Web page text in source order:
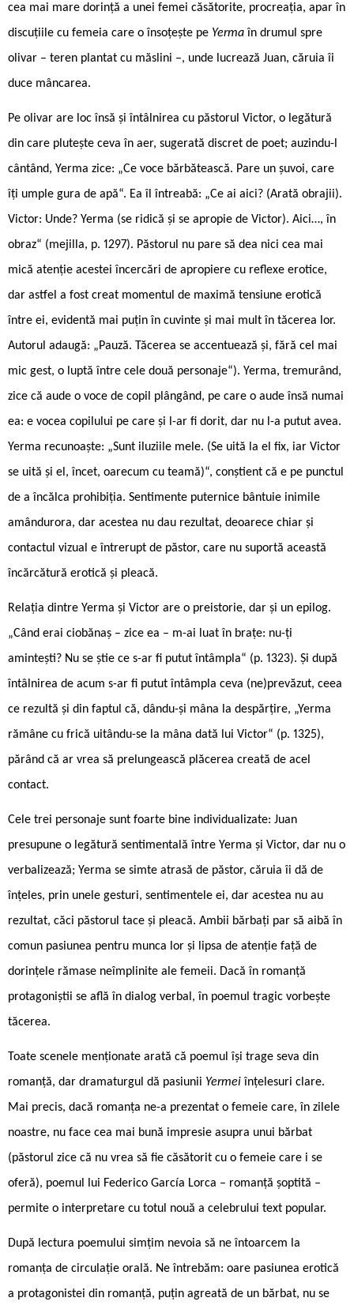
cea mai mare dorință a unei femei căsătorite, procreația, apar în
discuțiile cu femeia care o însoțește pe Yermaîn drumul spre
olivar – teren plantat cu măslini –, unde lucrează Juan, căruia îi
duce mâncarea.
Pe olivar are loc însă și întâlnirea cu păstorul Victor, o legătură
din care plutește ceva în aer, sugerată discret de poet; auzindu-l
cântând, Yerma zice: „Ce voce bărbătească. Pare un șuvoi, care
îți umple gura de apă“. Ea îl întreabă: „Ce ai aici? (Arată obrajii).
Victor: Unde? Yerma (se ridică și se apropie de Victor). Aici…, în
obraz“ (mejilla, p. 1297). Păstorul nu pare să dea nici cea mai
mică atenție acestei încercări de apropiere cu reflexe erotice,
dar astfel a fost creat momentul de maximă tensiune erotică
între ei, evidentă mai puțin în cuvinte și mai mult în tăcerea lor.
Autorul adaugă: „Pauză. Tăcerea se accentuează și, fără cel mai
mic gest, o luptă între cele două personaje“). Yerma, tremurând,
zice că aude o voce de copil plângând, pe care o aude însă numai
ea: e vocea copilului pe care și l-ar fi dorit, dar nu l-a putut avea.
Yerma recunoaște: „Sunt iluziile mele. (Se uită la el fix, iar Victor
se uită și el, încet, oarecum cu teamă)“, conștient că e pe punctul
de a încălca prohibiția. Sentimente puternice bântuie inimile
amândurora, dar acestea nu dau rezultat, deoarece chiar și
contactul vizual e întrerupt de păstor, care nu suportă această
încărcătură erotică și pleacă.
Relația dintre Yerma și Victor are o preistorie, dar și un epilog.
„Când erai ciobănaș – zice ea – m-ai luat în brațe: nu-ți
amintești? Nu se știe ce s-ar fi putut întâmpla“ (p. 1323). Și după
întâlnirea de acum s-ar fi putut întâmpla ceva (ne)prevăzut, ceea
ce rezultă și din faptul că, dându-și mâna la despărțire, „Yerma
rămâne cu frică uitându-se la mâna dată lui Victor“ (p. 1325),
părând că ar vrea să prelungească plăcerea creată de acel
contact.
Cele trei personaje sunt foarte bine individualizate: Juan
presupune o legătură sentimentală între Yerma și Victor, dar nu o
verbalizează; Yerma se simte atrasă de păstor, căruia îi dă de
înțeles, prin unele gesturi, sentimentele ei, dar acestea nu au
rezultat, căci păstorul tace și pleacă. Ambii bărbați par să aibă în
comun pasiunea pentru munca lor și lipsa de atenție față de
dorințele rămase neîmplinite ale femeii. Dacă în romanță
protagoniștii se află în dialog verbal, în poemul tragic vorbește
tăcerea.
Toate scenele menționate arată că poemul își trage seva din
romanță, dar dramaturgul dă pasiunii Yermeiînțelesuri clare.
Mai precis, dacă romanța ne-a prezentat o femeie care, în zilele
noastre, nu face cea mai bună impresie asupra unui bărbat
(păstorul zice că nu vrea să fie căsătorit cu o femeie care i se
oferă), poemul lui Federico García Lorca – romanță șoptită –
permite o interpretare cu totul nouă a celebrului text popular.
După lectura poemului simțim nevoia să ne întoarcem la
romanța de circulație orală. Ne întrebăm: oare pasiunea erotică
a protagonistei din romanță, puțin agreată de un bărbat, nu se